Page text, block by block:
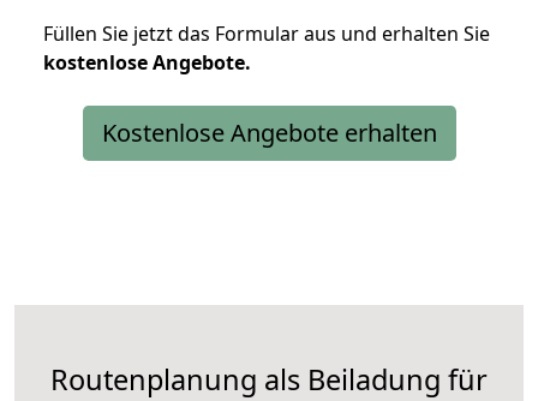
Füllen Sie jetzt das Formular aus und erhalten Sie
kostenloseAngebote.
Kostenlose Angebote erhalten
Routenplanung als Beiladung für